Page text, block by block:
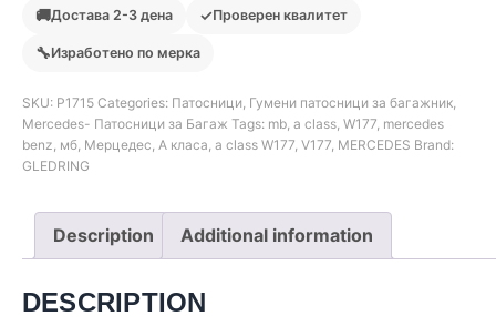
🚚Достава 2-3 дена ✓Проверен квалитет
🔧Изработено по мерка
SKU: Р1715 Categories: Патосници Гумени патосници за багажник
Mercedes- Патосници за Багаж Tags: mb a class W177 mercedes
benz мб Мерцедес А класа a class W177 V177 MERCEDES Brand:
GLEDRING
Description Additional information
DESCRIPTION